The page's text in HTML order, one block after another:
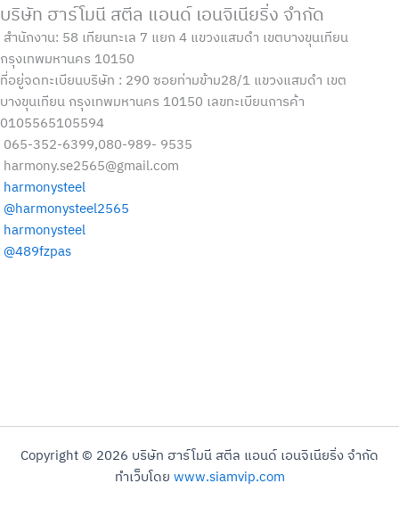
บริษัท ฮาร์โมนี สตีล แอนด์ เอนจิเนียริ่ง จำกัด
สำนักงาน: 58 เทียนทะเล 7 แยก 4 แขวงแสมดำ เขตบางขุนเทียน
กรุงเทพมหานคร 10150
ที่อยู่จดทะเบียนบริษัท : 290 ซอยท่ามข้าม28/1 แขวงแสมดำ เขต
บางขุนเทียน กรุงเทพมหานคร 10150 เลขทะเบียนการค้า
0105565105594
065-352-6399,080-989- 9535
harmony.se2565@gmail.com
harmonysteel
@harmonysteel2565
harmonysteel
@489fzpas
Copyright © 2026 บริษัท ฮาร์โมนี สตีล แอนด์ เอนจิเนียริ่ง จำกัด
ทำเว็บโดย www.siamvip.com